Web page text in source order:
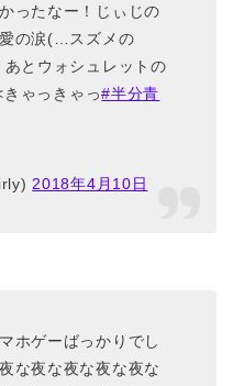
ったなー！じぃじの
の涙(…スズメの
とウォシュレットの
ゃっきゃっ#半分青
2018年4月10日
ホゲーばっかりでし
な夜な夜な夜な夜な